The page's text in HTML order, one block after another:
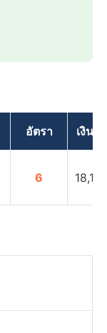
อัตรา เงินเ
6